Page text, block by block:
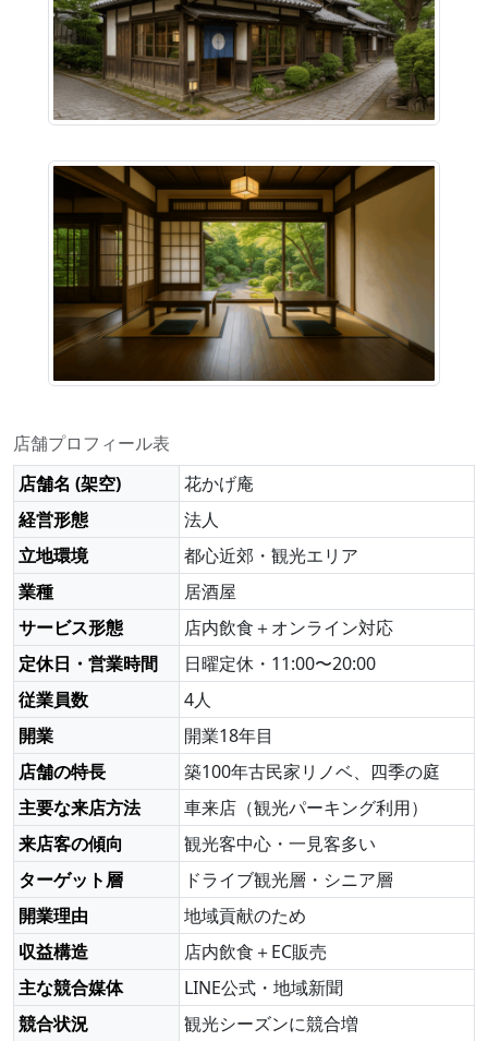
店舗プロフィール表
店舗名 (架空)
花かげ庵
経営形態
法人
立地環境
都心近郊・観光エリア
業種
居酒屋
サービス形態
店内飲食＋オンライン対応
定休日・営業時間
日曜定休・11:00〜20:00
従業員数
4人
開業
開業18年目
店舗の特長
築100年古民家リノベ、四季の庭
主要な来店方法
車来店（観光パーキング利用）
来店客の傾向
観光客中心・一見客多い
ターゲット層
ドライブ観光層・シニア層
開業理由
地域貢献のため
収益構造
店内飲食＋EC販売
主な競合媒体
LINE公式・地域新聞
競合状況
観光シーズンに競合増